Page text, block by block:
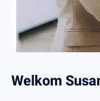
Welkom